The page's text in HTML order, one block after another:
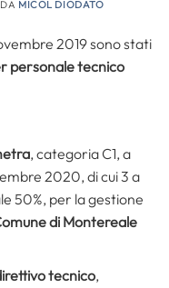
DA MICOL DIODATO
2019 sono stati
personale tecnico
, categoria C1, a
2020, di cui 3 a
50%, per la gestione
di Montereale
tecnico,